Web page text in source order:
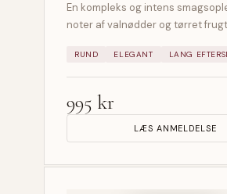
En kompleks og intens
noter af valnødder og tørret
RUND ELEGANT LANG
995 kr
LÆS ANMELDELSE